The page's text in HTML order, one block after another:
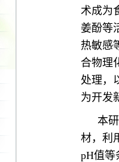
术成为
姜酚等
热敏感
合物理
处理，
为开发
本
材，利
pH值等